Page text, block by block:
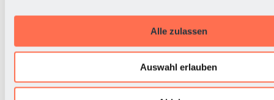
Alle zulassen
Auswahl erlauben